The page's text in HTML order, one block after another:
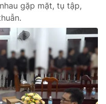
gặp mặt, tụ tập,